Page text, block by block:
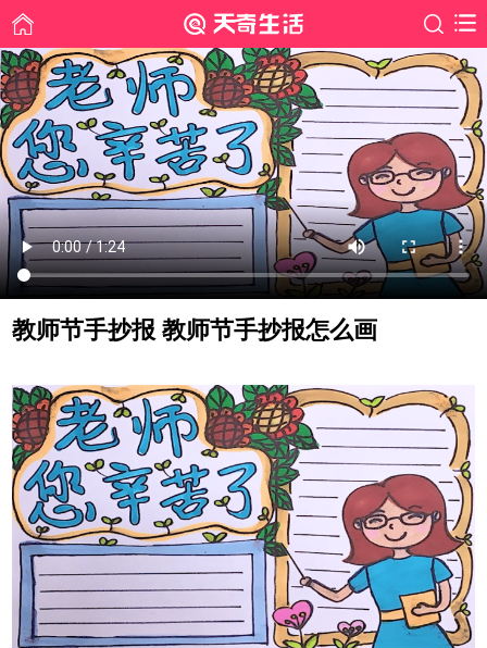
教师节手抄报 教师节手抄报怎么画